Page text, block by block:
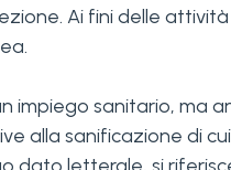
Ai fini delle
sanitario, ma
alla sanificazione di